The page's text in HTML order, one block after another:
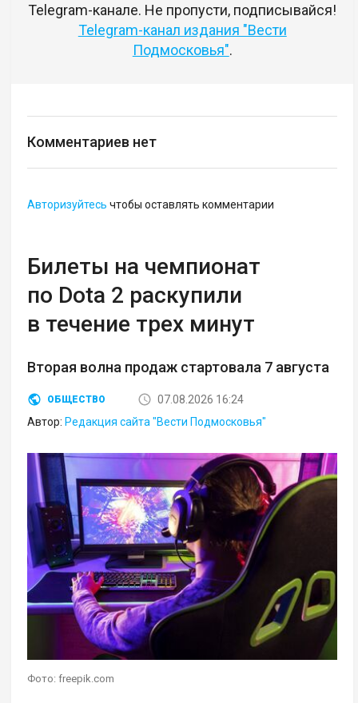
Telegram-канале. Не пропусти, подписывайся!
Telegram-канал издания "Вести
Подмосковья".
Комментариев нет
Авторизуйтесь чтобы оставлять комментарии
Билеты на чемпионат
по Dota 2 раскупили
в течение трех минут
Вторая волна продаж стартовала 7 августа
ОБЩЕСТВО
07.08.2026 16:24
Автор: Редакция сайта "Вести Подмосковья"
Фото: freepik.com